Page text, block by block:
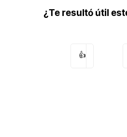
¿Te resultó útil
👍